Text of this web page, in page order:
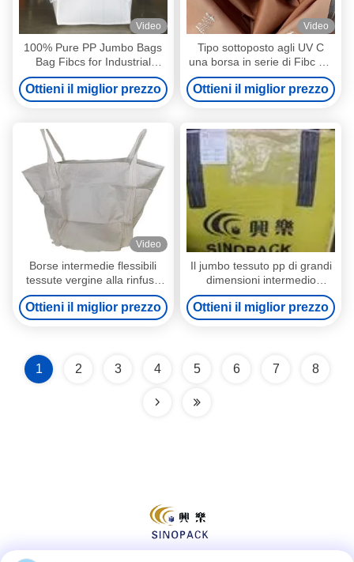
Video
100% Pure PP Jumbo Bags
Bag Fibcs for Industrial
Transport Using
Ottieni il miglior prezzo
Video
Tipo sottoposto agli UV C
una borsa in serie di Fibc del
polipropilene di tonnellata
Ottieni il miglior prezzo
Video
Borse intermedie flessibili
tessute vergine alla rinfusa
del jumbo di Fibc alla rinfusa
Ottieni il miglior prezzo
Il jumbo tessuto pp di grandi
dimensioni intermedio
flessibile dei contenitori del
commestibile insacca FIBC
Ottieni il miglior prezzo
1 2 3 4 5 6 7 8